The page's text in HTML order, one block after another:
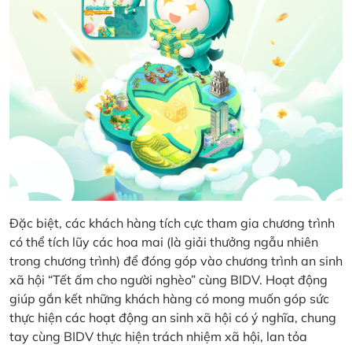
Đặc biệt, các khách hàng tích cực tham gia chương trình
có thể tích lũy các hoa mai (là giải thưởng ngẫu nhiên
trong chương trình) để đóng góp vào chương trình an sinh
xã hội “Tết ấm cho người nghèo” cùng BIDV. Hoạt động
giúp gắn kết những khách hàng có mong muốn góp sức
thực hiện các hoạt động an sinh xã hội có ý nghĩa, chung
tay cùng BIDV thực hiện trách nhiệm xã hội, lan tỏa